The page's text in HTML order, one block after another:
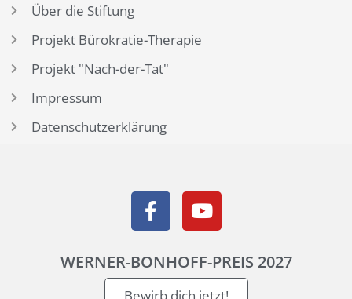
Über die Stiftung
Projekt Bürokratie-Therapie
Projekt "Nach-der-Tat"
Impressum
Datenschutzerklärung
WERNER-BONHOFF-PREIS 2027
Bewirb dich jetzt!